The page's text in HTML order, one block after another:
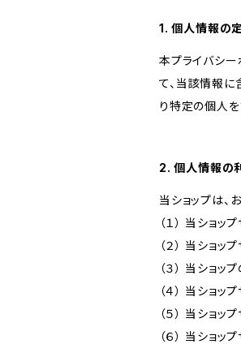
1. 個人情報の
本プライバシ
て、当該情報に
り特定の個人を
2. 個人情報の
当ショップは、
（１） 当ショ
（２） 当ショ
（３） 当ショ
（４） 当ショ
（５） 当ショ
（６） 当ショ